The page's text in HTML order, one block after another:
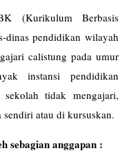
(Kurikulum Berbasis
dinas pendidikan wilayah
calistung pada umur
instansi pendidikan
sekolah tidak mengajari,
atau di kursuskan.
sebagian anggapan :